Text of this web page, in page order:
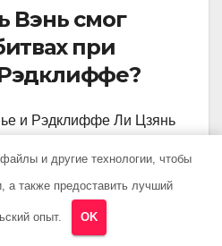
Вэнь смог
при
и Рэдклиффе Ли Цзянь
Он правильно использовал
превосходство своих
врага. Также он смог
местного населения и
и другие технологии, чтобы
а также предоставить лучший
опыт. OK